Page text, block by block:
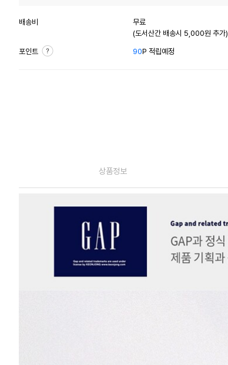
배송비
무료
(도서산간 배송시 5,000원 추가)
포인트 90P 적립예정
상품정보